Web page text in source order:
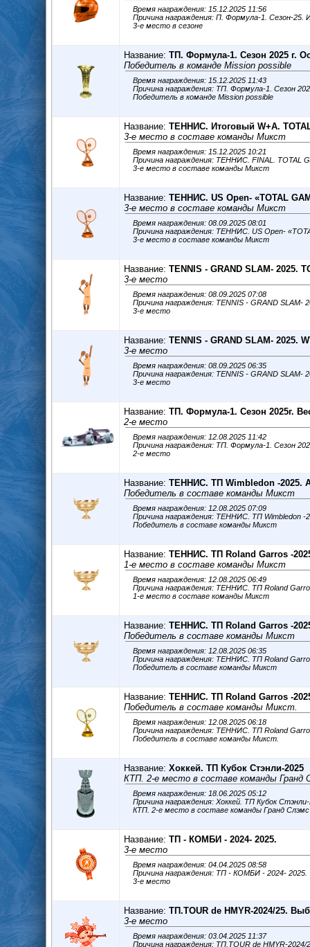
Время награждения: 15.12.2025 11:56
Причина награждения: П. Формула-1. Сезон-25.
3-е место в сезоне
Название: ТП. Формула-1. Сезон 2025 г.
Победитель в команде Mission possible
Время награждения: 15.12.2025 11:43
Причина награждения: ТП. Формула-1. Сезон
Победитель в команде Mission possible
Название: ТЕННИС. Итоговый W+A.
3-е место в составе команды Микст
Время награждения: 15.12.2025 10:21
Причина награждения: ТЕННИС. FINAL. TOTAL
3-е место в составе команды Микст
Название: ТЕННИС. US Open- «TOTAL
3-е место в составе команды Микст
Время награждения: 08.09.2025 08:01
Причина награждения: ТЕННИС. US Open-
3-е место в составе команды Микст
Название: TENNIS - GRAND SLAM- 2025.
3-е место
Время награждения: 08.09.2025 07:08
Причина награждения: TENNIS - GRAND SLAM-
3-е место
Название: TENNIS - GRAND SLAM- 2025.
3-е место
Время награждения: 08.09.2025 06:35
Причина награждения: TENNIS - GRAND SLAM-
3-е место
Название: ТП. Формула-1. Сезон 2025г.
2-е место
Время награждения: 12.08.2025 11:42
Причина награждения: ТП. Формула-1. Сезон
2-е место
Название: ТЕННИС. ТП Wimbledon -2025.
Победитель в составе команды Микст
Время награждения: 12.08.2025 07:09
Причина награждения: ТЕННИС. ТП Wimbledon -
Победитель в составе команды Микст
Название: ТЕННИС. ТП Roland Garros -
1-е место в составе команды Микст
Время награждения: 12.08.2025 06:49
Причина награждения: ТЕННИС. ТП Roland
1-е место в составе команды Микст
Название: ТЕННИС. ТП Roland Garros -
Победитель в составе команды Микст
Время награждения: 12.08.2025 06:35
Причина награждения: ТЕННИС. ТП Roland
Победитель в составе команды Микст
Название: ТЕННИС. ТП Roland Garros -
Победитель в составе команды Микст.
Время награждения: 12.08.2025 06:18
Причина награждения: ТЕННИС. ТП Roland
Победитель в составе команды Микст.
Название: Хоккей. ТП Кубок Стэнли-2025
КТП. 2-е место в составе команды Гранд
Время награждения: 18.06.2025 05:12
Причина награждения: Хоккей. ТП Кубок
КТП. 2-е место в составе команды Гранд Слэмс
Название: ТП - КОМБИ - 2024- 2025.
3-е место
Время награждения: 04.04.2025 08:58
Причина награждения: ТП - КОМБИ - 2024- 2025.
3-е место
Название: ТП.TOUR de HMYR-2024/25.
3-е место
Время награждения: 03.04.2025 11:37
Причина награждения: ТП.TOUR de HMYR-